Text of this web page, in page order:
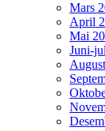
Mars
April
Mai
Juni-